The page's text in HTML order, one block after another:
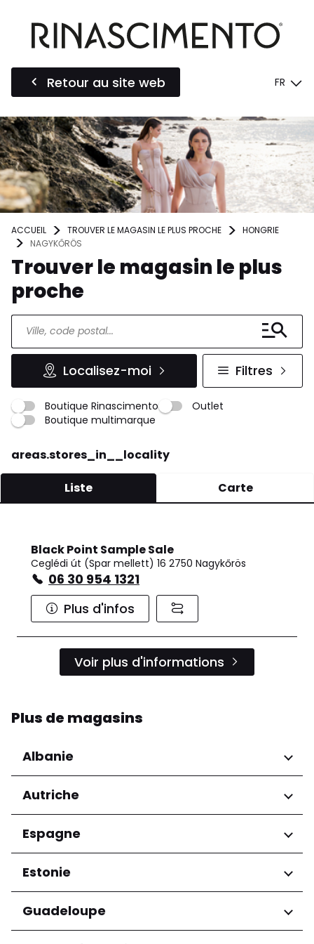
Retour au site web FR
ACCUEIL TROUVER LE MAGASIN LE PLUS PROCHE
HONGRIE
NAGYKŐRÖS
Trouver le magasin le plus
proche
Localisez-moi Filtres
Boutique Rinascimento
Outlet
Boutique multimarque
areas.stores_in__locality
Liste Carte
Black Point Sample Sale
Ceglédi út (Spar mellett) 16 2750 Nagykőrös
06 30 954 1321
Plus d'infos
Voir plus d'informations
Plus de magasins
Albanie
Régions
Préfecture de Tirana
Autriche
Régions
Niederösterreich
Salzburg
Wien
Espagne
Régions
Andalucía
Estonie
Régions
Harju maakond
Guadeloupe